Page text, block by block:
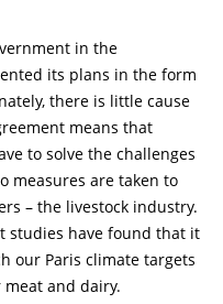
in the
its plans in the form
there is little cause
means that
to solve the challenges
measures are taken to
– the livestock industry.
studies have found that it
our Paris climate targets
and dairy.